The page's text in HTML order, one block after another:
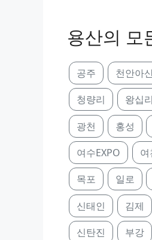
용산의 모
공주 천안아
청량리 왕십리
광천 홍성
여수EXPO 여
목포 일로
신태인 김제
신탄진 부강